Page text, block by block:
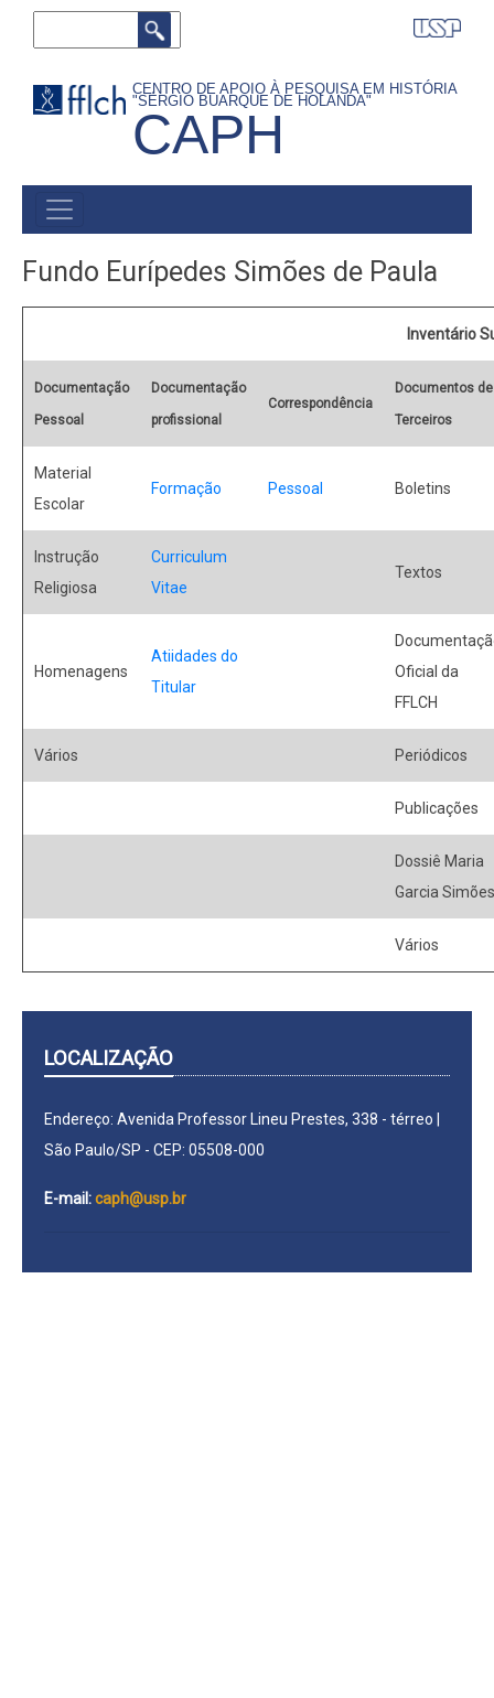
Pular
para
conteúdo
CENTRO DE APOIO À PESQUISA EM HISTÓRIA
"SÉRGIO BUARQUE DE HOLANDA"
CAPH
MAIN
MENU
Fundo Eurípedes Simões de Paula
Inventário
Documentação
Pessoal
Documentação
profissional
Correspondência
Documentos de
Terceiros
Material
Escolar
Formação Pessoal Boletins
Instrução
Religiosa
Curriculum
Vitae
Textos
Homenagens
Atiidades do
Titular
Oficial da
FFLCH
Vários Periódicos
Publicações
Dossiê Maria
Garcia Simões
Vários
LOCALIZAÇÃO
Endereço: Avenida Professor Lineu Prestes, 338 - térreo |
São Paulo/SP - CEP: 05508-000
E-mail:caph@usp.br